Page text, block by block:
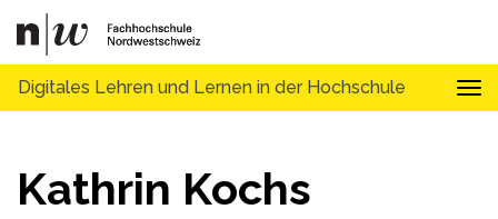
Digitales Lehren und Lernen in der Hochschule
Kathrin Kochs